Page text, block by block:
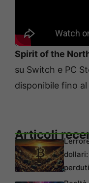
Spirit of the
su Switch e PC
disponibile fino al
Articoli